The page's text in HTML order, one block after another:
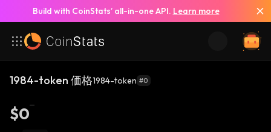
Build with CoinStats’ all-in-one API. Learn more
1984-token 価格1984-token #0
$0